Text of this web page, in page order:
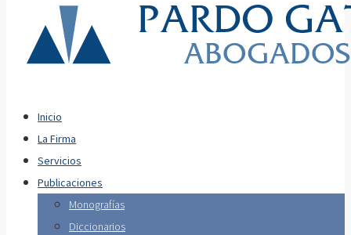
Inicio
La Firma
Servicios
Publicaciones
Monografías
Diccionarios